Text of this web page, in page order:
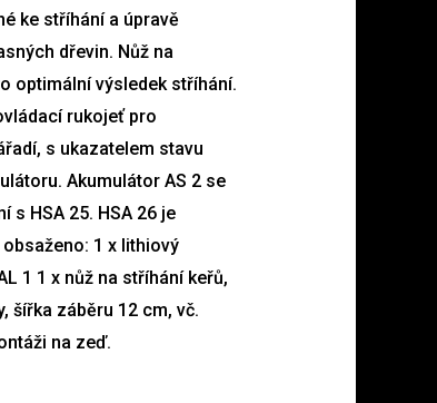
ke stříhání a úpravě
dřevin. Nůž na
optimální výsledek stříhání.
rukojeť pro
s ukazatelem stavu
Akumulátor AS 2 se
s HSA 25. HSA 26 je
1 x lithiový
1 1 x nůž na stříhání keřů,
šířka záběru 12 cm, vč.
na zeď.